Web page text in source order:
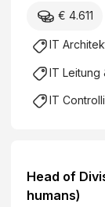
e
e
a
g
n
a
l
€ 4.611
IT
IT Leitung
IT
Head of
humans)